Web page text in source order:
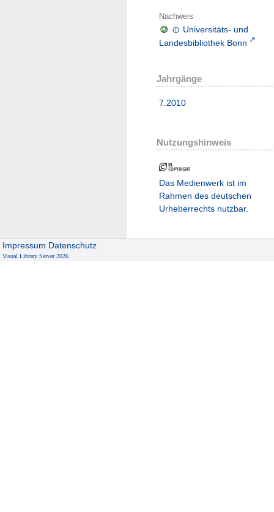
Nachweis
Universitäts- und
Landesbibliothek Bonn
Jahrgänge
7.2010
Nutzungshinweis
Das Medienwerk ist im
Rahmen des deutschen
Urheberrechts nutzbar.
Impressum Datenschutz
Visual Library Server 2026